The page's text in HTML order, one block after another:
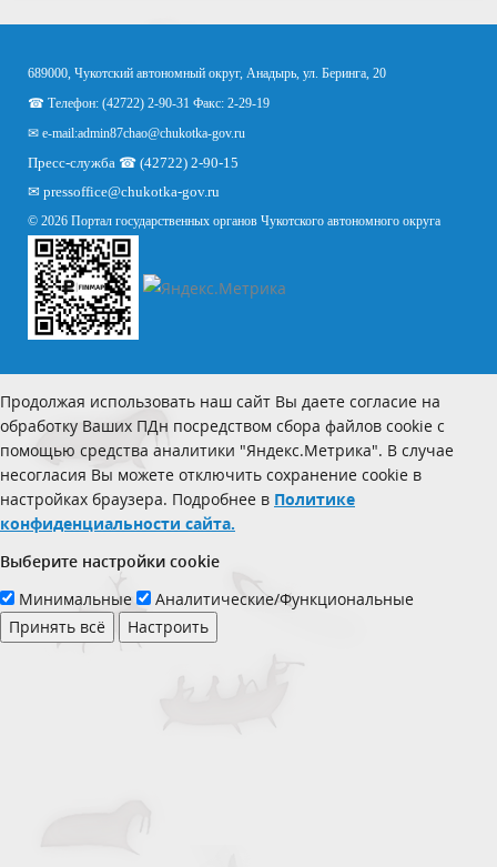
689000, Чукотский автономный округ, Анадырь, ул. Беринга, 20
☎ Телефон: (42722) 2-90-31 Факс: 2-29-19
✉ e-mail:admin87chao@chukotka-gov.ru
Пресс-служба ☎ (42722) 2-90-15
✉ pressoffice@chukotka-gov.ru
© 2026 Портал государственных органов Чукотского автономного округа
Продолжая использовать наш сайт Вы даете согласие на
обработку Ваших ПДн посредством сбора файлов cookie с
помощью средства аналитики "Яндекс.Метрика". В случае
несогласия Вы можете отключить сохранение cookie в
настройках браузера. Подробнее в Политике
конфиденциальности сайта.
Выберите настройки cookie
Минимальные
Аналитические/Функциональные
Принять всё
Настроить